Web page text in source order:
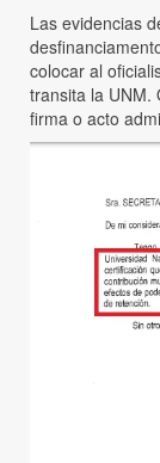
Las evidencias
colocar al
transita la UNM.
firma o acto